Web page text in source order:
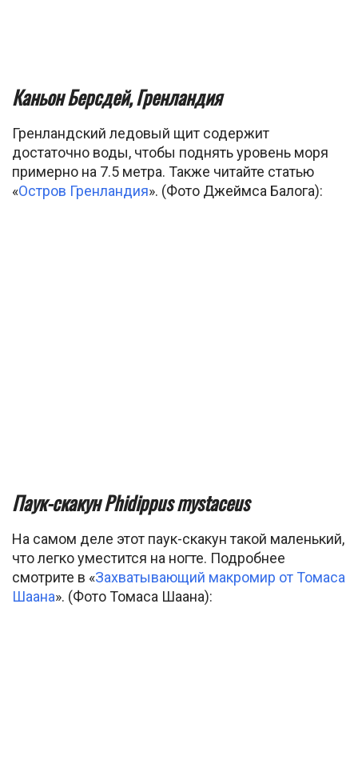
Каньон Берсдей, Гренландия
Гренландский ледовый щит содержит
достаточно воды, чтобы поднять уровень моря
примерно на 7.5 метра. Также читайте статью
«Остров Гренландия». (Фото Джеймса Балога):
Паук-скакун Phidippus mystaceus
На самом деле этот паук-скакун такой маленький,
что легко уместится на ногте. Подробнее
смотрите в «Захватывающий макромир от Томаса
Шаана». (Фото Томаса Шаана):